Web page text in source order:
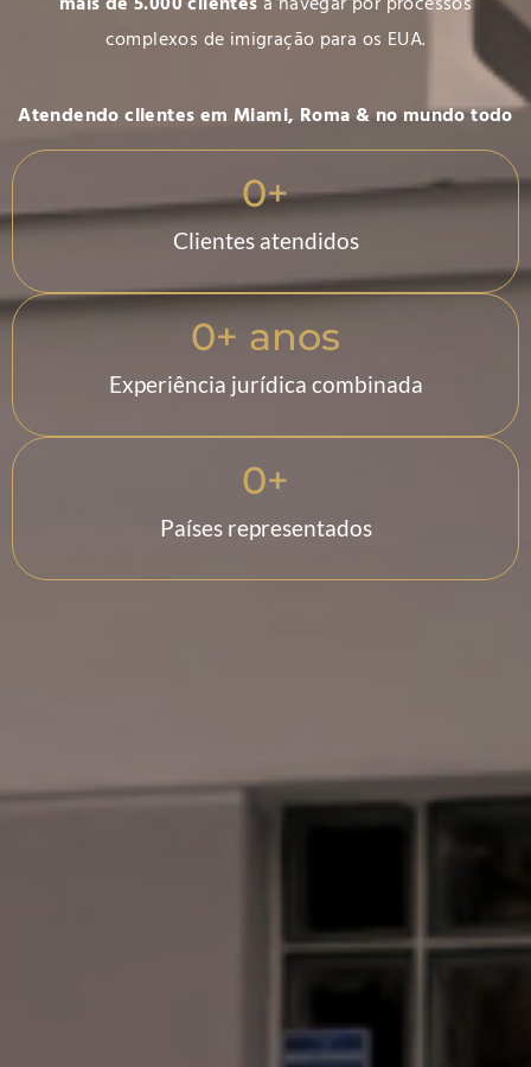
complexos de imigração para os EUA.
Atendendo clientes em Miami, Roma & no mundo todo
Clientes atendidos
0+
Experiência jurídica combinada
0+ anos
Países representados
0+